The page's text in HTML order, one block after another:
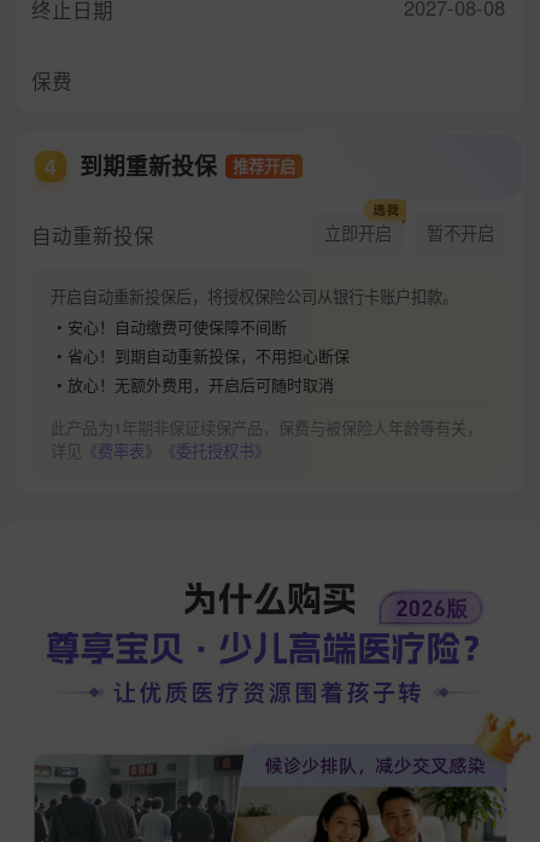
终止日期 2027-08-08
保费
4 到期重新投保 推荐开启
自动重新投保 立即开启 暂不开启
开启自动重新投保后，将授权保险公司从银行卡账户扣款。
• 安心！自动缴费可使保障不间断
• 省心！到期自动重新投保，不用担心断保
• 放心！无额外费用，开启后可随时取消
此产品为1年期非保证续保产品，保费与被保险人年龄等有关，
详见 《费率表》 《委托授权书》